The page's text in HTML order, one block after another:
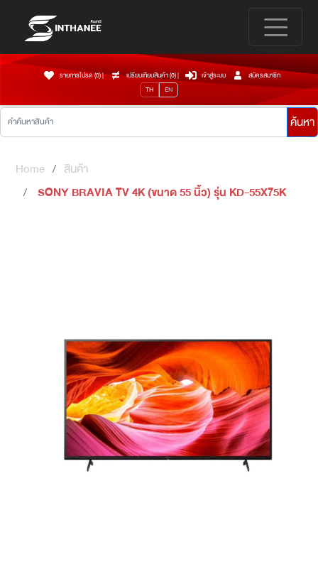
รายการโปรด (0)| เปรียบเทียบสินค้า (0)| เข้าสู่ระบบ
สมัครสมาชิก
TH
EN
ค้นหา
Home
สินค้า
SONY BRAVIA TV 4K (ขนาด 55 นิ้ว) รุ่น KD-55X75K